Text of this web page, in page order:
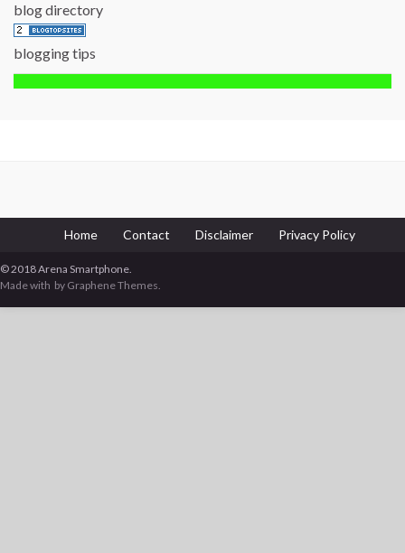
blog directory
blogging tips
Home Contact Disclaimer Privacy Policy
© 2018 Arena Smartphone.
Made with by Graphene Themes.